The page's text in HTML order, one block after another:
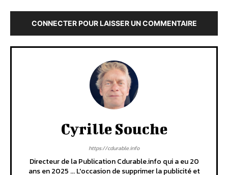
CONNECTER POUR LAISSER UN COMMENTAIRE
Cyrille Souche
https://cdurable.info
Directeur de la Publication Cdurable.info qui a eu 20
ans en 2025 ... L'occasion de supprimer la publicité et